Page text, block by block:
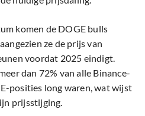
komen de DOGE bulls
ze de prijs van
voordat 2025 eindigt.
dan 72% van alle Binance-
posities long waren, wat wijst
prijsstijging.